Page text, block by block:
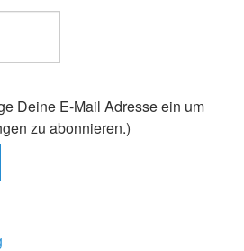
Deine E-Mail Adresse ein um
zu abonnieren.)